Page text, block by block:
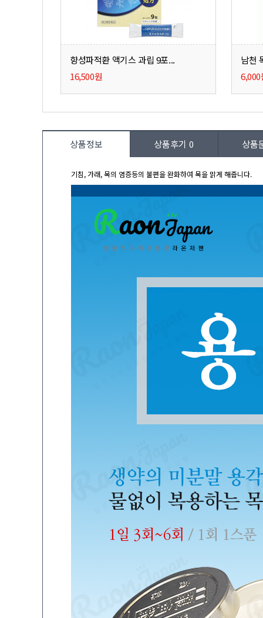
향성파적환 액기스 과립 9포...
16,500원
남천
6,000
상품정보 상품후기0 상품
기침, 가래, 목의 염증등의 불편을 완화하여 목을 맑게 해줍니다.